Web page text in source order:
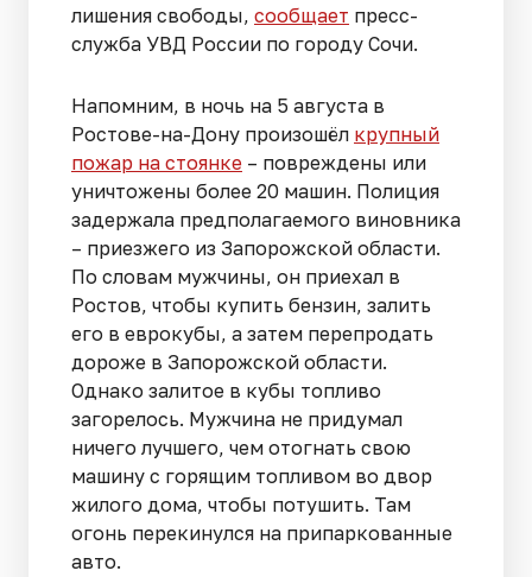
лишения свободы, сообщает пресс-
служба УВД России по городу Сочи.
Напомним, в ночь на 5 августа в
Ростове-на-Дону произошёл крупный
пожар на стоянке – повреждены или
уничтожены более 20 машин. Полиция
задержала предполагаемого виновника
– приезжего из Запорожской области.
По словам мужчины, он приехал в
Ростов, чтобы купить бензин, залить
его в еврокубы, а затем перепродать
дороже в Запорожской области.
Однако залитое в кубы топливо
загорелось. Мужчина не придумал
ничего лучшего, чем отогнать свою
машину с горящим топливом во двор
жилого дома, чтобы потушить. Там
огонь перекинулся на припаркованные
авто.